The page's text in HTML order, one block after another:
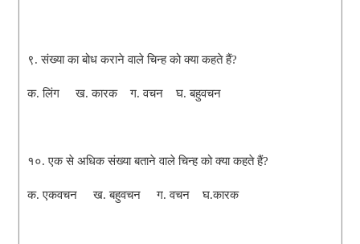
९. संख्या का बोध कराने वाले चिन्ह को क्या कहते हैं?
क. लिंग ख. कारक ग. वचन घ. बहुवचन
१०. एक से अधिक संख्या बताने वाले चिन्ह को क्या कहते हैं?
क. एकवचन ख. बहुवचन ग. वचन घ.कारक